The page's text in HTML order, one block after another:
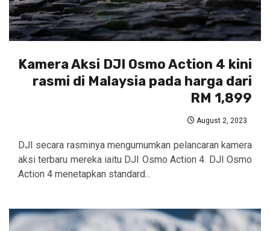
Kamera Aksi DJI Osmo Action 4 kini
rasmi di Malaysia pada harga dari
RM 1,899
August 2, 2023
DJI secara rasminya mengumumkan pelancaran kamera
aksi terbaru mereka iaitu DJI Osmo Action 4. DJI Osmo
Action 4 menetapkan standard...